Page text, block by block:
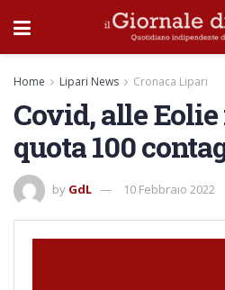
Home Lipari News Cronaca Lipari
Covid, alle
quota 100
by GdL 10 Febbraio 2022